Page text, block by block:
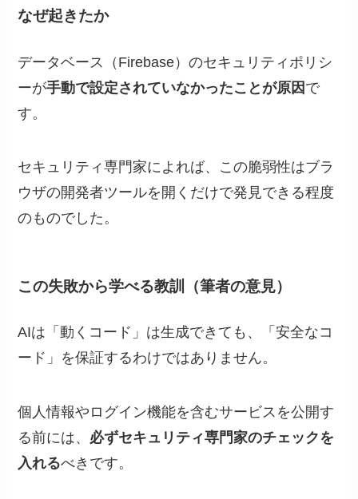
なぜ起きたか
データベース（Firebase）のセキュリティポリシ
ーが手動で設定されていなかったことが原因 で
す。
セキュリティ専門家によれば、この脆弱性はブラ
ウザの開発者ツールを開くだけで発見できる程度
のものでした。
この失敗から学べる教訓（筆者の意見）
AIは「動くコード」は生成できても、「安全なコ
ード」を保証するわけではありません。
個人情報やログイン機能を含むサービスを公開す
る前には、 必ずセキュリティ専門家のチェックを
入れるべきです。